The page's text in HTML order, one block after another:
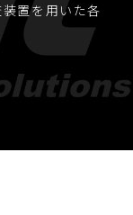
置を用いた各